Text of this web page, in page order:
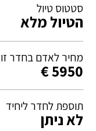
סטטוס טיול
הטיול מלא
מחיר לאדם בחדר
5950 €
תוספת לחדר ליחיד
לא ניתן